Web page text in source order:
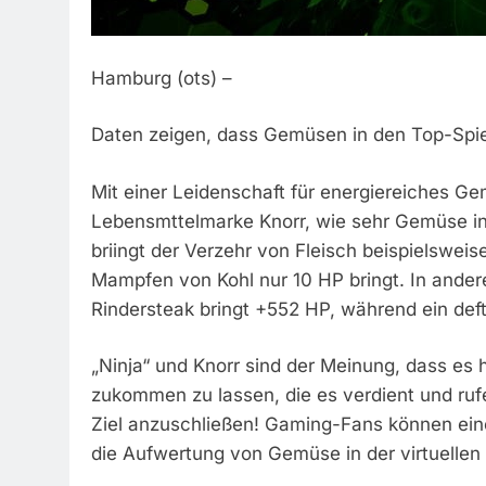
Hamburg (ots) –
Daten zeigen, dass Gemüsen in den Top-
Mit einer Leidenschaft für energiereiches
Lebensmttelmarke Knorr, wie sehr Gemüse
briingt der Verzehr von Fleisch
Mampfen von Kohl nur 10 HP bringt. In
Rindersteak bringt +552 HP, während ein
„Ninja“ und Knorr sind der Meinung, dass
zukommen zu lassen, die es verdient und
Ziel anzuschließen! Gaming-Fans können
die Aufwertung von Gemüse in der